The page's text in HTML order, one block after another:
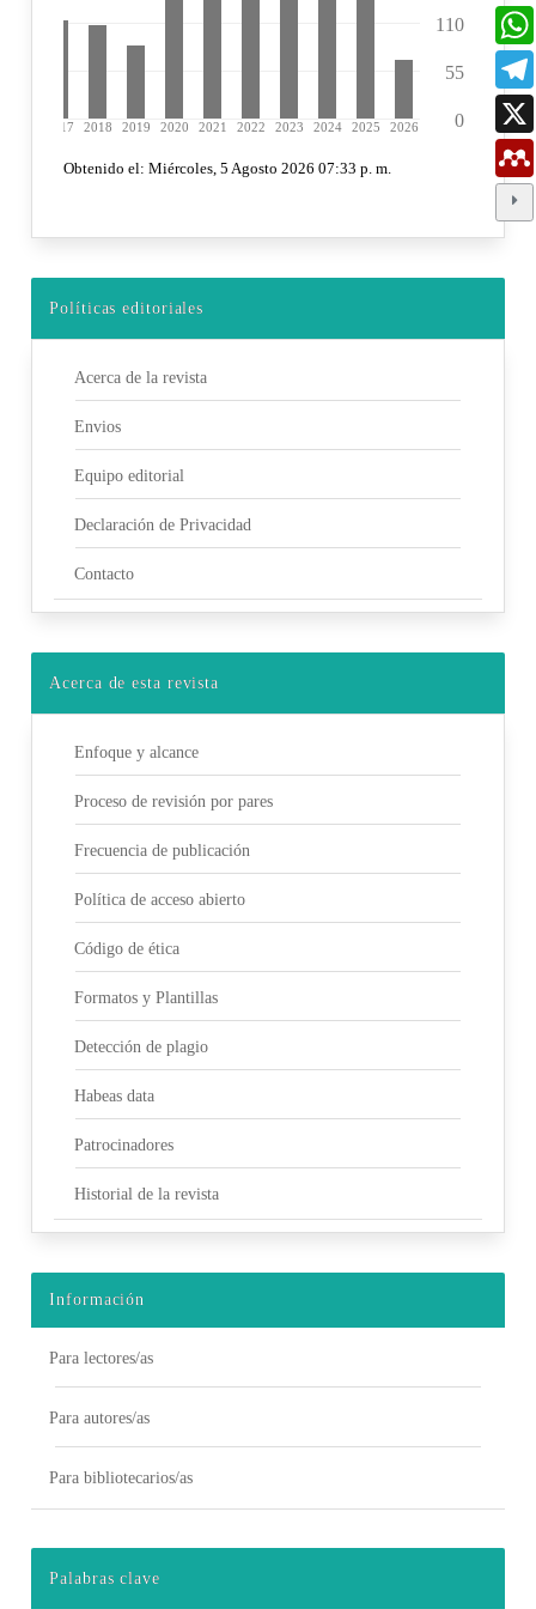
Políticas editoriales
Acerca de la revista
Envios
Equipo editorial
Declaración de Privacidad
Contacto
Acerca de esta revista
Enfoque y alcance
Proceso de revisión por pares
Frecuencia de publicación
Política de acceso abierto
Código de ética
Formatos y Plantillas
Detección de plagio
Habeas data
Patrocinadores
Historial de la revista
Información
Para lectores/as
Para autores/as
Para bibliotecarios/as
Palabras clave